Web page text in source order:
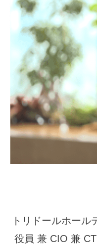
トリドールホー
役員 兼 CIO 兼